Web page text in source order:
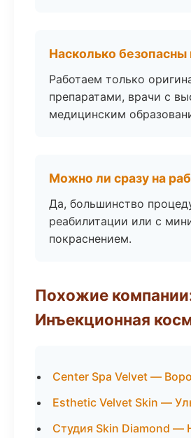
Насколько безопасны
Работаем только
препаратами, врачи с
медицинским
Можно ли сразу на
Да, большинство
реабилитации или с
покраснением.
Похожие
Инъекционная
Center Spa Velvet —
Esthetic Velvet Skin —
Студия Skin Diamond —